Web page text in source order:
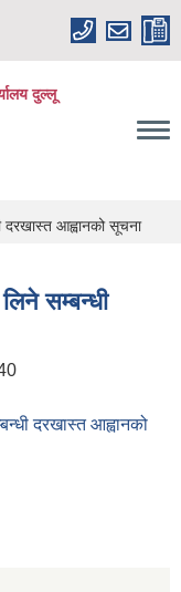
दुल्लू
दरखास्त आह्वानको सूचना
सम्बन्धी
दरखास्त आह्वानको